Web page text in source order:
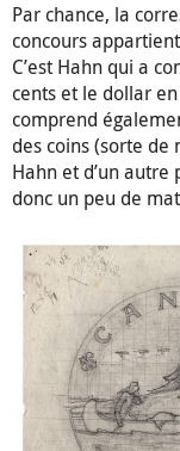
Par chance, la
concours
C’est Hahn qui a
cents et le dollar
comprend
des coins (sorte de
Hahn et d’un autre
donc un peu de